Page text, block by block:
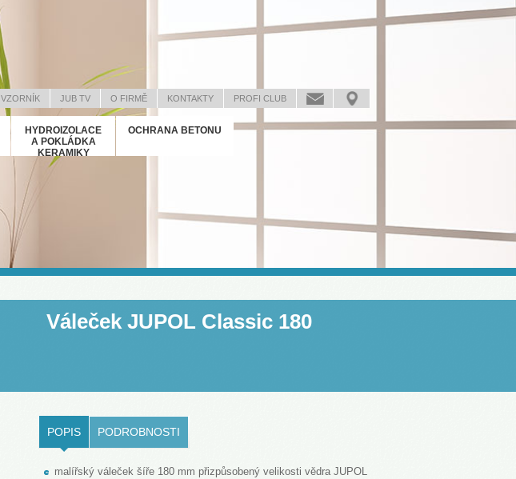
VZORNÍK JUB TV O FIRMĚ KONTAKTY
PROFI CLUB
HYDROIZOLACE
A POKLÁDKA
KERAMIKY
OCHRANA BETONU
Váleček JUPOL Classic 180
POPIS PODROBNOSTI
malířský váleček šíře 180 mm přizpůsobený velikosti vědra JUPOL